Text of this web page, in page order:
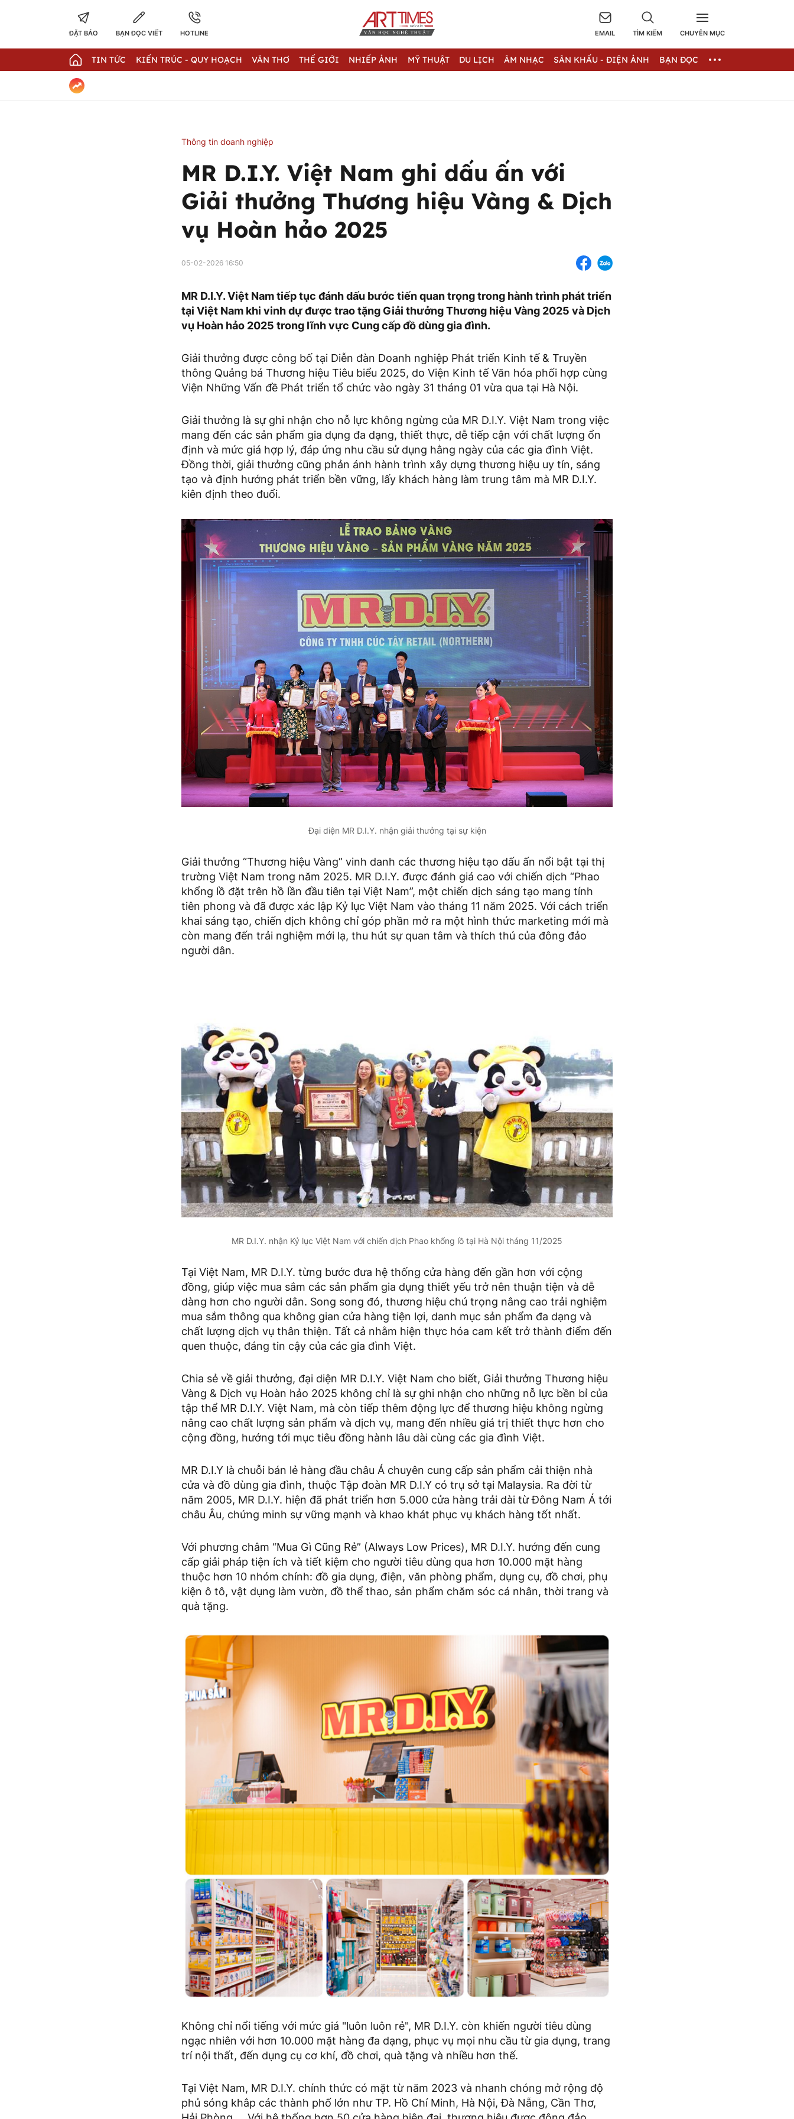
ĐẶT BÁO BẠN ĐỌC VIẾT HOTLINE EMAIL TÌM KIẾM CHUYÊN MỤC
TIN TỨC KIẾN TRÚC - QUY HOẠCH VĂN THƠ THẾ GIỚI NHIẾP ẢNH MỸ THUẬT DU LỊCH ÂM NHẠC SÂN KHẤU - ĐIỆN ẢNH BẠN ĐỌC
Thông tin doanh nghiệp
MR D.I.Y. Việt Nam ghi dấu ấn với
Giải thưởng Thương hiệu Vàng & Dịch
vụ Hoàn hảo 2025
05-02-2026 16:50
MR D.I.Y. Việt Nam tiếp tục đánh dấu bước tiến quan trọng trong hành trình phát triển
tại Việt Nam khi vinh dự được trao tặng Giải thưởng Thương hiệu Vàng 2025 và Dịch
vụ Hoàn hảo 2025 trong lĩnh vực Cung cấp đồ dùng gia đình.
Giải thưởng được công bố tại Diễn đàn Doanh nghiệp Phát triển Kinh tế & Truyền
thông Quảng bá Thương hiệu Tiêu biểu 2025, do Viện Kinh tế Văn hóa phối hợp cùng
Viện Những Vấn đề Phát triển tổ chức vào ngày 31 tháng 01 vừa qua tại Hà Nội.
Giải thưởng là sự ghi nhận cho nỗ lực không ngừng của MR D.I.Y. Việt Nam trong việc
mang đến các sản phẩm gia dụng đa dạng, thiết thực, dễ tiếp cận với chất lượng ổn
định và mức giá hợp lý, đáp ứng nhu cầu sử dụng hằng ngày của các gia đình Việt.
Đồng thời, giải thưởng cũng phản ánh hành trình xây dựng thương hiệu uy tín, sáng
tạo và định hướng phát triển bền vững, lấy khách hàng làm trung tâm mà MR D.I.Y.
kiên định theo đuổi.
Đại diện MR D.I.Y. nhận giải thưởng tại sự kiện
Giải thưởng “Thương hiệu Vàng” vinh danh các thương hiệu tạo dấu ấn nổi bật tại thị
trường Việt Nam trong năm 2025. MR D.I.Y. được đánh giá cao với chiến dịch “Phao
khổng lồ đặt trên hồ lần đầu tiên tại Việt Nam”, một chiến dịch sáng tạo mang tính
tiên phong và đã được xác lập Kỷ lục Việt Nam vào tháng 11 năm 2025. Với cách triển
khai sáng tạo, chiến dịch không chỉ góp phần mở ra một hình thức marketing mới mà
còn mang đến trải nghiệm mới lạ, thu hút sự quan tâm và thích thú của đông đảo
người dân.
MR D.I.Y. nhận Kỷ lục Việt Nam với chiến dịch Phao khổng lồ tại Hà Nội tháng 11/2025
Tại Việt Nam, MR D.I.Y. từng bước đưa hệ thống cửa hàng đến gần hơn với cộng
đồng, giúp việc mua sắm các sản phẩm gia dụng thiết yếu trở nên thuận tiện và dễ
dàng hơn cho người dân. Song song đó, thương hiệu chú trọng nâng cao trải nghiệm
mua sắm thông qua không gian cửa hàng tiện lợi, danh mục sản phẩm đa dạng và
chất lượng dịch vụ thân thiện. Tất cả nhằm hiện thực hóa cam kết trở thành điểm đến
quen thuộc, đáng tin cậy của các gia đình Việt.
Chia sẻ về giải thưởng, đại diện MR D.I.Y. Việt Nam cho biết, Giải thưởng Thương hiệu
Vàng & Dịch vụ Hoàn hảo 2025 không chỉ là sự ghi nhận cho những nỗ lực bền bỉ của
tập thể MR D.I.Y. Việt Nam, mà còn tiếp thêm động lực để thương hiệu không ngừng
nâng cao chất lượng sản phẩm và dịch vụ, mang đến nhiều giá trị thiết thực hơn cho
cộng đồng, hướng tới mục tiêu đồng hành lâu dài cùng các gia đình Việt.
MR D.I.Y là chuỗi bán lẻ hàng đầu châu Á chuyên cung cấp sản phẩm cải thiện nhà
cửa và đồ dùng gia đình, thuộc Tập đoàn MR D.I.Y có trụ sở tại Malaysia. Ra đời từ
năm 2005, MR D.I.Y. hiện đã phát triển hơn 5.000 cửa hàng trải dài từ Đông Nam Á tới
châu Âu, chứng minh sự vững mạnh và khao khát phục vụ khách hàng tốt nhất.
Với phương châm “Mua Gì Cũng Rẻ” (Always Low Prices), MR D.I.Y. hướng đến cung
cấp giải pháp tiện ích và tiết kiệm cho người tiêu dùng qua hơn 10.000 mặt hàng
thuộc hơn 10 nhóm chính: đồ gia dụng, điện, văn phòng phẩm, dụng cụ, đồ chơi, phụ
kiện ô tô, vật dụng làm vườn, đồ thể thao, sản phẩm chăm sóc cá nhân, thời trang và
quà tặng.
Không chỉ nổi tiếng với mức giá "luôn luôn rẻ", MR D.I.Y. còn khiến người tiêu dùng
ngạc nhiên với hơn 10.000 mặt hàng đa dạng, phục vụ mọi nhu cầu từ gia dụng, trang
trí nội thất, đến dụng cụ cơ khí, đồ chơi, quà tặng và nhiều hơn thế.
Tại Việt Nam, MR D.I.Y. chính thức có mặt từ năm 2023 và nhanh chóng mở rộng độ
phủ sóng khắp các thành phố lớn như TP. Hồ Chí Minh, Hà Nội, Đà Nẵng, Cần Thơ,